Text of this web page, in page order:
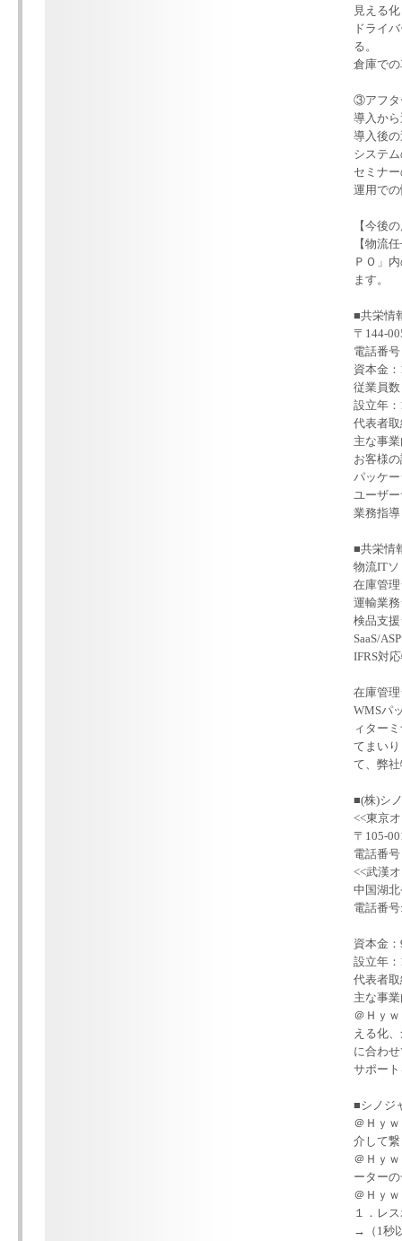
見える
ドライ
る。
倉庫で
③アフタ
導入か
導入後
システ
セミナ
運用で
【今後
【物流
ＰＯ」
ます。
■共栄情
〒144-
電話番
資本金
従業員
設立年
代表者
主な事
お客様
パッケ
ユーザ
業務指
■共栄情
物流ITソ
在庫管
運輸業
検品支
SaaS/
IFRS
在庫管
WMSパ
ィター
てまい
て、弊
■(株)シ
<<東京
〒105-
電話番
<<武漢
中国湖
電話番
資本金
設立年
代表者
主な事
＠Ｈｙ
える化
に合わ
サポー
■シノジ
＠Ｈｙ
介して
＠Ｈｙ
ーター
＠Ｈｙ
１．レ
→（1秒